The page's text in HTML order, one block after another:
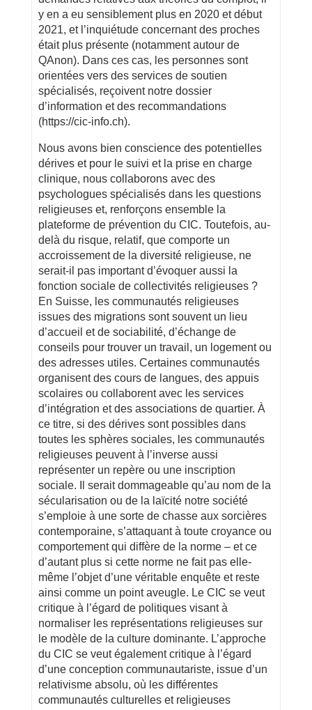
y en a eu sensiblement plus en 2020 et début
2021, et l’inquiétude concernant des proches
était plus présente (notamment autour de
QAnon). Dans ces cas, les personnes sont
orientées vers des services de soutien
spécialisés, reçoivent notre dossier
d’information et des recommandations
(https://cic-info.ch).
Nous avons bien conscience des potentielles
dérives et pour le suivi et la prise en charge
clinique, nous collaborons avec des
psychologues spécialisés dans les questions
religieuses et, renforçons ensemble la
plateforme de prévention du CIC. Toutefois, au-
delà du risque, relatif, que comporte un
accroissement de la diversité religieuse, ne
serait-il pas important d’évoquer aussi la
fonction sociale de collectivités religieuses ?
En Suisse, les communautés religieuses
issues des migrations sont souvent un lieu
d’accueil et de sociabilité, d’échange de
conseils pour trouver un travail, un logement ou
des adresses utiles. Certaines communautés
organisent des cours de langues, des appuis
scolaires ou collaborent avec les services
d’intégration et des associations de quartier. À
ce titre, si des dérives sont possibles dans
toutes les sphères sociales, les communautés
religieuses peuvent à l’inverse aussi
représenter un repère ou une inscription
sociale. Il serait dommageable qu’au nom de la
sécularisation ou de la laïcité notre société
s’emploie à une sorte de chasse aux sorcières
contemporaine, s’attaquant à toute croyance ou
comportement qui diffère de la norme – et ce
d’autant plus si cette norme ne fait pas elle-
même l’objet d’une véritable enquête et reste
ainsi comme un point aveugle. Le CIC se veut
critique à l’égard de politiques visant à
normaliser les représentations religieuses sur
le modèle de la culture dominante. L’approche
du CIC se veut également critique à l’égard
d’une conception communautariste, issue d’un
relativisme absolu, où les différentes
communautés culturelles et religieuses